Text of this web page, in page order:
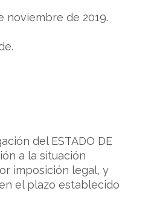
noviembre de 2019.
del ESTADO DE
a la situación
imposición legal, y
el plazo establecido